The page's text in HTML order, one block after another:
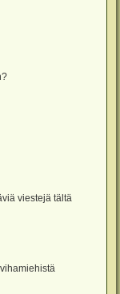
viestejä tältä